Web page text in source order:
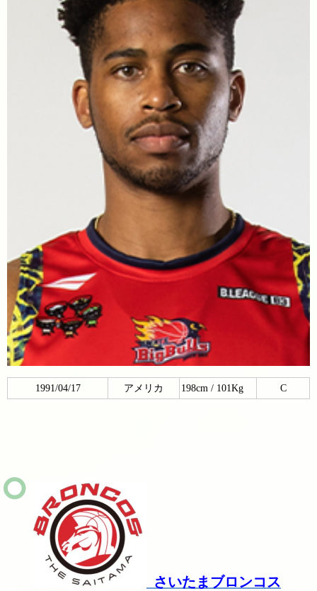
1991/04/17 アメリカ 198cm / 101Kg C
さいたまブロンコス